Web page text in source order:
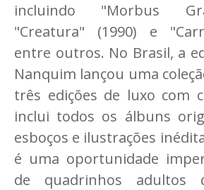
incluindo "Morbus
"Creatura" (1990) e
entre outros. No Brasil, a
Nanquim lançou uma
três edições de luxo com
inclui todos os álbuns
esboços e ilustrações
é uma oportunidade
de quadrinhos adultos